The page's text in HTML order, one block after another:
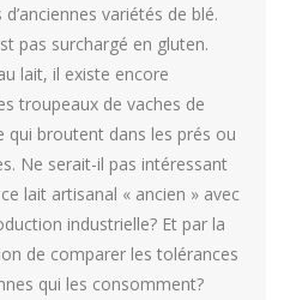
variétés de blé.
pas surchargé en gluten.
lait, il existe encore
troupeaux de vaches de
qui broutent dans les prés ou
Ne serait-il pas intéressant
lait artisanal « ancien » avec
industrielle? Et par la
de comparer les tolérances
qui les consomment?